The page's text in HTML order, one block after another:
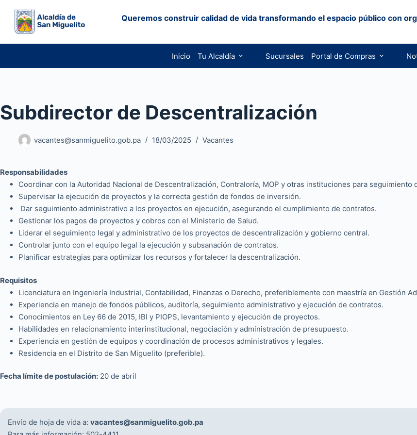
contenido
Queremos construir calidad de vida transformando el espacio público con
Inicio Tu Alcaldía Sucursales Portal de Compras
Subdirector de Descentralización
vacantes@sanmiguelito.gob.pa 18/03/2025 Vacantes
Responsabilidades
Coordinar con la Autoridad Nacional de Descentralización, Contraloría, MOP y otras instituciones para seguimiento
Supervisar la ejecución de proyectos y la correcta gestión de fondos de inversión.
Dar seguimiento administrativo a los proyectos en ejecución, asegurando el cumplimiento de contratos.
Gestionar los pagos de proyectos y cobros con el Ministerio de Salud.
Liderar el seguimiento legal y administrativo de los proyectos de descentralización y gobierno central.
Controlar junto con el equipo legal la ejecución y subsanación de contratos.
Planificar estrategias para optimizar los recursos y fortalecer la descentralización.
Requisitos
Licenciatura en Ingeniería Industrial, Contabilidad, Finanzas o Derecho, preferiblemente con maestría en Gestión
Experiencia en manejo de fondos públicos, auditoría, seguimiento administrativo y ejecución de contratos.
Conocimientos en Ley 66 de 2015, IBI y PIOPS, levantamiento y ejecución de proyectos.
Habilidades en relacionamiento interinstitucional, negociación y administración de presupuesto.
Experiencia en gestión de equipos y coordinación de procesos administrativos y legales.
Residencia en el Distrito de San Miguelito (preferible).
Fecha límite de postulación: 20 de abril
Envío de hoja de vida a: vacantes@sanmiguelito.gob.pa